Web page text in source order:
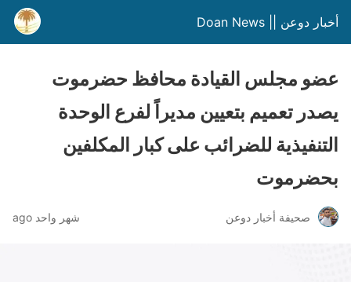
أخبار دوعن || Doan News
عضو مجلس القيادة محافظ حضرموت
يصدر تعميم بتعيين مديراً لفرع الوحدة
التنفيذية للضرائب على كبار المكلفين
بحضرموت
صحيفة أخبار دوعن شهر واحد ago